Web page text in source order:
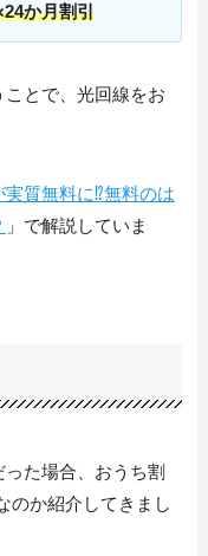
か月割引
とで、光回線をお
質無料に⁉無料のは
」で解説していま
た場合、おうち割
のか紹介してきまし